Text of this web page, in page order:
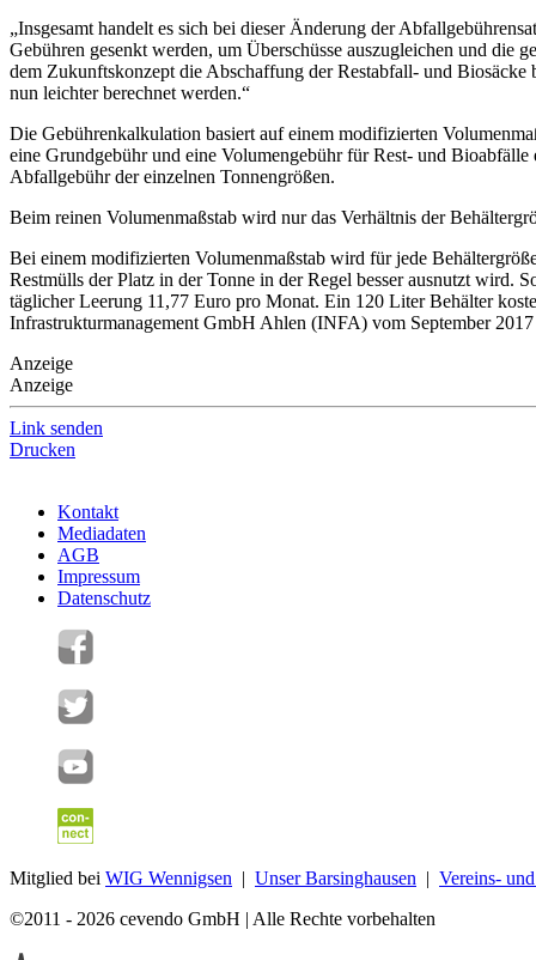
„Insgesamt handelt es sich bei dieser Änderung der
Gebühren gesenkt werden, um Überschüsse auszugleichen und die
dem Zukunftskonzept die Abschaffung der Restabfall- und
nun leichter berechnet werden.“
Die Gebührenkalkulation basiert auf einem modifizierten
eine Grundgebühr und eine Volumengebühr für Rest- und
Abfallgebühr der einzelnen Tonnengrößen.
Beim reinen Volumenmaßstab wird nur das Verhältnis der
Bei einem modifizierten Volumenmaßstab wird für jede
Restmülls der Platz in der Tonne in der Regel besser ausnutzt
täglicher Leerung 11,77 Euro pro Monat. Ein 120 Liter Behälter
Infrastrukturmanagement GmbH Ahlen (INFA) vom September
Anzeige
Anzeige
Link senden
Drucken
Kontakt
Mediadaten
AGB
Impressum
Datenschutz
Mitglied bei WIG Wennigsen | Unser Barsinghausen | Vereins-
©2011 - 2026 cevendo GmbH | Alle Rechte vorbehalten